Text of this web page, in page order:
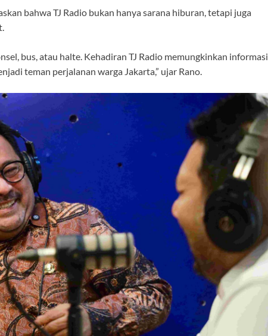
bahwa TJ Radio bukan hanya sarana hiburan, tetapi juga
bus, atau halte. Kehadiran TJ Radio memungkinkan informasi
teman perjalanan warga Jakarta,” ujar Rano.